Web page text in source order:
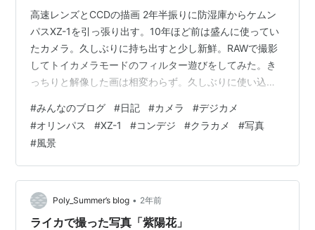
高速レンズとCCDの描画 2年半振りに防湿庫からケムン
パスXZ-1を引っ張り出す。10年ほど前は盛んに使ってい
たカメラ。久しぶりに持ち出すと少し新鮮。RAWで撮影
してトイカメラモードのフィルター遊びをしてみた。き
っちりと解像した画は相変わらず。久しぶりに使い込ん
#みんなのブログ #日記 #カメラ #デジカメ
#オリンパス #XZ-1 #コンデジ #クラカメ #写真
#風景
Poly_Summer’s blog • 2年前
ライカで撮った写真「紫陽花」